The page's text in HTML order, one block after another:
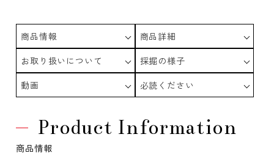
商品情報
商品詳細
お取り扱いについて
採掘の様子
動画
必読ください
Product Information
商品情報